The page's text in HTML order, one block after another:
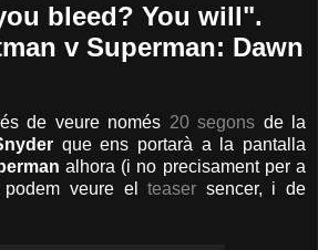
bleed? You will".
v Superman: Dawn
de veure només 20 segons de la
que ens portarà a la pantalla
alhora (i no precisament per a
podem veure elteaser sencer, i de